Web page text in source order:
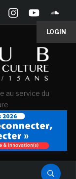
LOGIN
au service du